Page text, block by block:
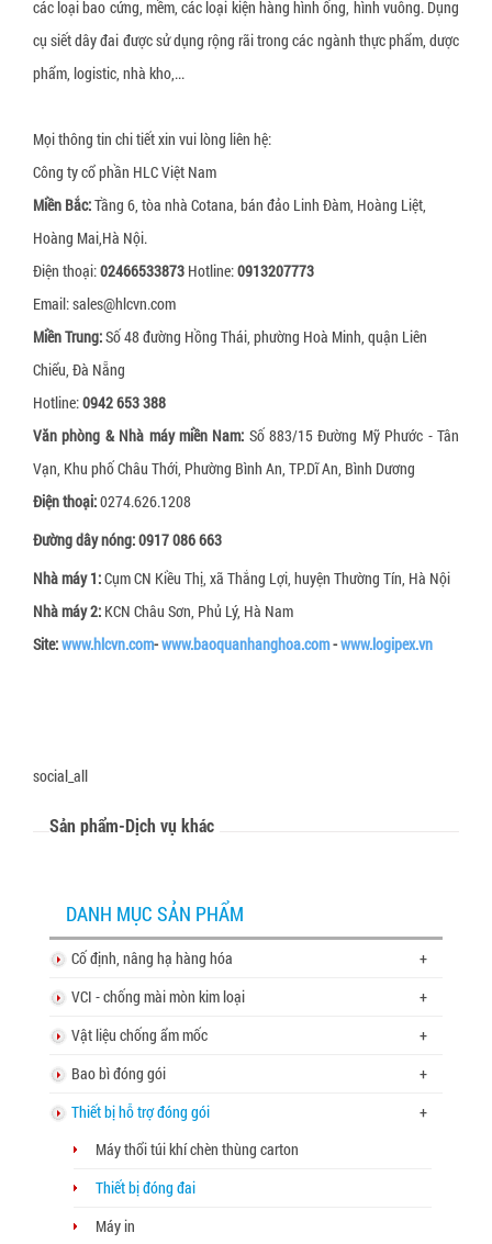
Xốp bóp nổ
Slip sheet nhựa HDPE
Nhãn cảnh báo hàng hóa bị nghiêng
Pallet gỗ
Pallet nhựa
Đệm giảm chấn pallet
Khóa đai nhựa
Khóa đai sắt
Giấy tổ ong bọc hàng
Dây đai xơ sợi thực vật
Tấm tổ ong
Thùng carton, hộp carton
Vách ngăn thùng carton
Gói hút oxy Newlvye
Gói hút ẩm đất sét hoạt tính (activated clay)
Nhôm hoạt tính (Activated Allumina)
các loại bao cứng, mềm, các loại kiện hàng hình ống, hình vuông. Dụng
cụ siết dây đai được sử dụng rộng rãi trong các ngành thực phẩm, dược
phẩm, logistic, nhà kho,...
Mọi thông tin chi tiết xin vui lòng liên hệ:
Công ty cổ phần HLC Việt Nam
Miền Bắc:Tầng 6, tòa nhà Cotana, bán đảo Linh Đàm, Hoàng Liệt,
Hoàng Mai,Hà Nội.
Điện thoại:02466533873 Hotline:0913207773
Email: sales@hlcvn.com
Miền Trung:Số 48 đường Hồng Thái, phường Hoà Minh, quận Liên
Chiểu, Đà Nẵng
Hotline:0942 653 388
Văn phòng & Nhà máy miền Nam: Số 883/15 Đường Mỹ Phước - Tân
Vạn, Khu phố Châu Thới, Phường Bình An, TP.Dĩ An, Bình Dương
Điện thoại:0274.626.1208
Đường dây nóng:0917 086 663
Nhà máy 1:Cụm CN Kiều Thị, xã Thắng Lợi, huyện Thường Tín, Hà Nội
Nhà máy 2: KCN Châu Sơn, Phủ Lý, Hà Nam
Site:www.hlcvn.com-www.baoquanhanghoa.com-www.logipex.vn
social_all
Sản phẩm-Dịch vụ khác
DANH MỤC SẢN PHẨM
Cố định, nâng hạ hàng hóa
+
VCI - chống mài mòn kim loại
+
Vật liệu chống ẩm mốc
+
Bao bì đóng gói
+
Thiết bị hỗ trợ đóng gói
+
Máy thổi túi khí chèn thùng carton
Thiết bị đóng đai
Máy in